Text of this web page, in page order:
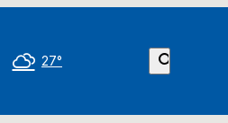
27° search